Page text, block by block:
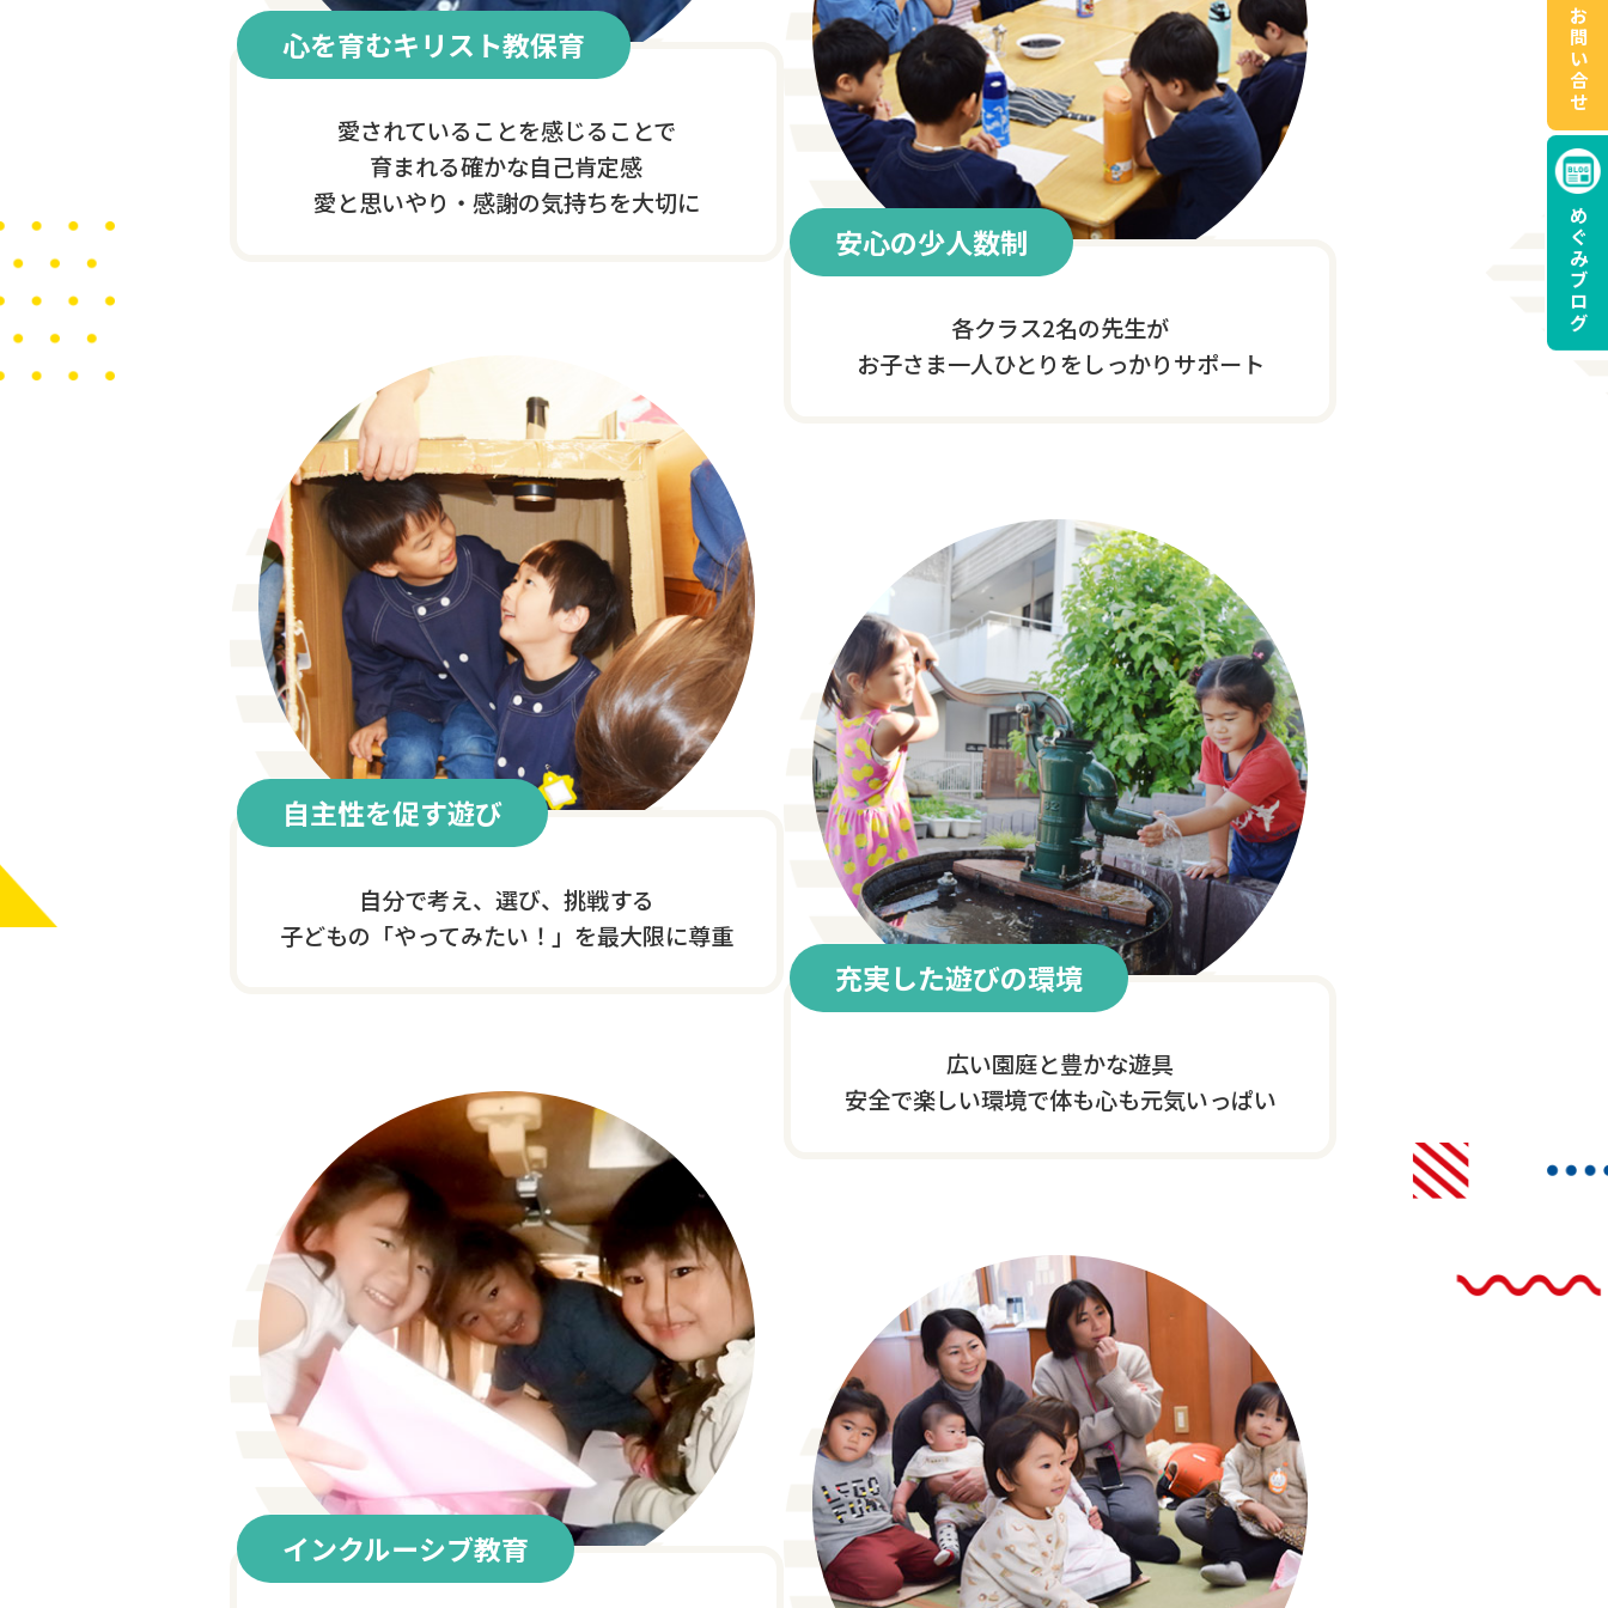
お
問
い
合
せ
め
ぐ
み
ブ
ロ
グ
心を育むキリスト教保育
愛されていることを感じることで
育まれる確かな自己肯定感
愛と思いやり・感謝の気持ちを大切に
安心の少人数制
各クラス2名の先生が
お子さま一人ひとりをしっかりサポート
自主性を促す遊び
自分で考え、選び、挑戦する
子どもの「やってみたい！」を最大限に尊重
充実した遊びの環境
広い園庭と豊かな遊具
安全で楽しい環境で体も心も元気いっぱい
インクルーシブ教育